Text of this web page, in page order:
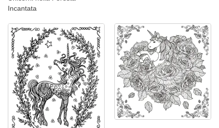
Incantata